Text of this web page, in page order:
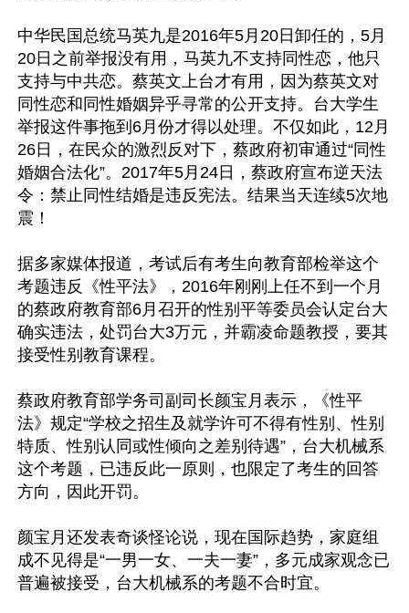
中华民国总统马英九是2016年5月20日卸任的，5月
20日之前举报没有用，马英九不支持同性恋，他只
支持与中共恋。蔡英文上台才有用，因为蔡英文对
同性恋和同性婚姻异乎寻常的公开支持。台大学生
举报这件事拖到6月份才得以处理。不仅如此，12月
26日，在民众的激烈反对下，蔡政府初审通过“同性
婚姻合法化”。2017年5月24日，蔡政府宣布逆天法
令：禁止同性结婚是违反宪法。结果当天连续5次地
震！
据多家媒体报道，考试后有考生向教育部检举这个
考题违反《性平法》，2016年刚刚上任不到一个月
的蔡政府教育部6月召开的性别平等委员会认定台大
确实违法，处罚台大3万元，并霸凌命题教授，要其
接受性别教育课程。
蔡政府教育部学务司副司长颜宝月表示，《性平
法》规定“学校之招生及就学许可不得有性别、性别
特质、性别认同或性倾向之差别待遇”，台大机械系
这个考题，已违反此一原则，也限定了考生的回答
方向，因此开罚。
颜宝月还发表奇谈怪论说，现在国际趋势，家庭组
成不见得是“一男一女、一夫一妻”，多元成家观念已
普遍被接受，台大机械系的考题不合时宜。